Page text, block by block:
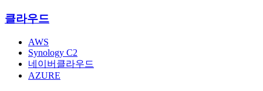
클라우드
AWS
Synology C2
네이버클라우드
AZURE